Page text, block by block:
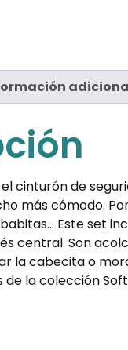
cinturón de
más cómodo.
Este set
central. Son
la cabecita o
la colección